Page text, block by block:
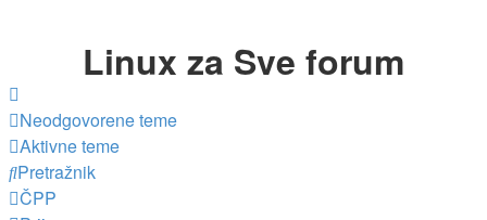
Linux za Sve forum
Neodgovorene teme
Aktivne teme
Pretražnik
ČPP